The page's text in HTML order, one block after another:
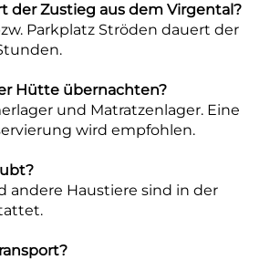
der Zustieg aus dem Virgental?
Parkplatz Ströden dauert der
Hütte übernachten?
und Matratzenlager. Eine
wird empfohlen.
andere Haustiere sind in der